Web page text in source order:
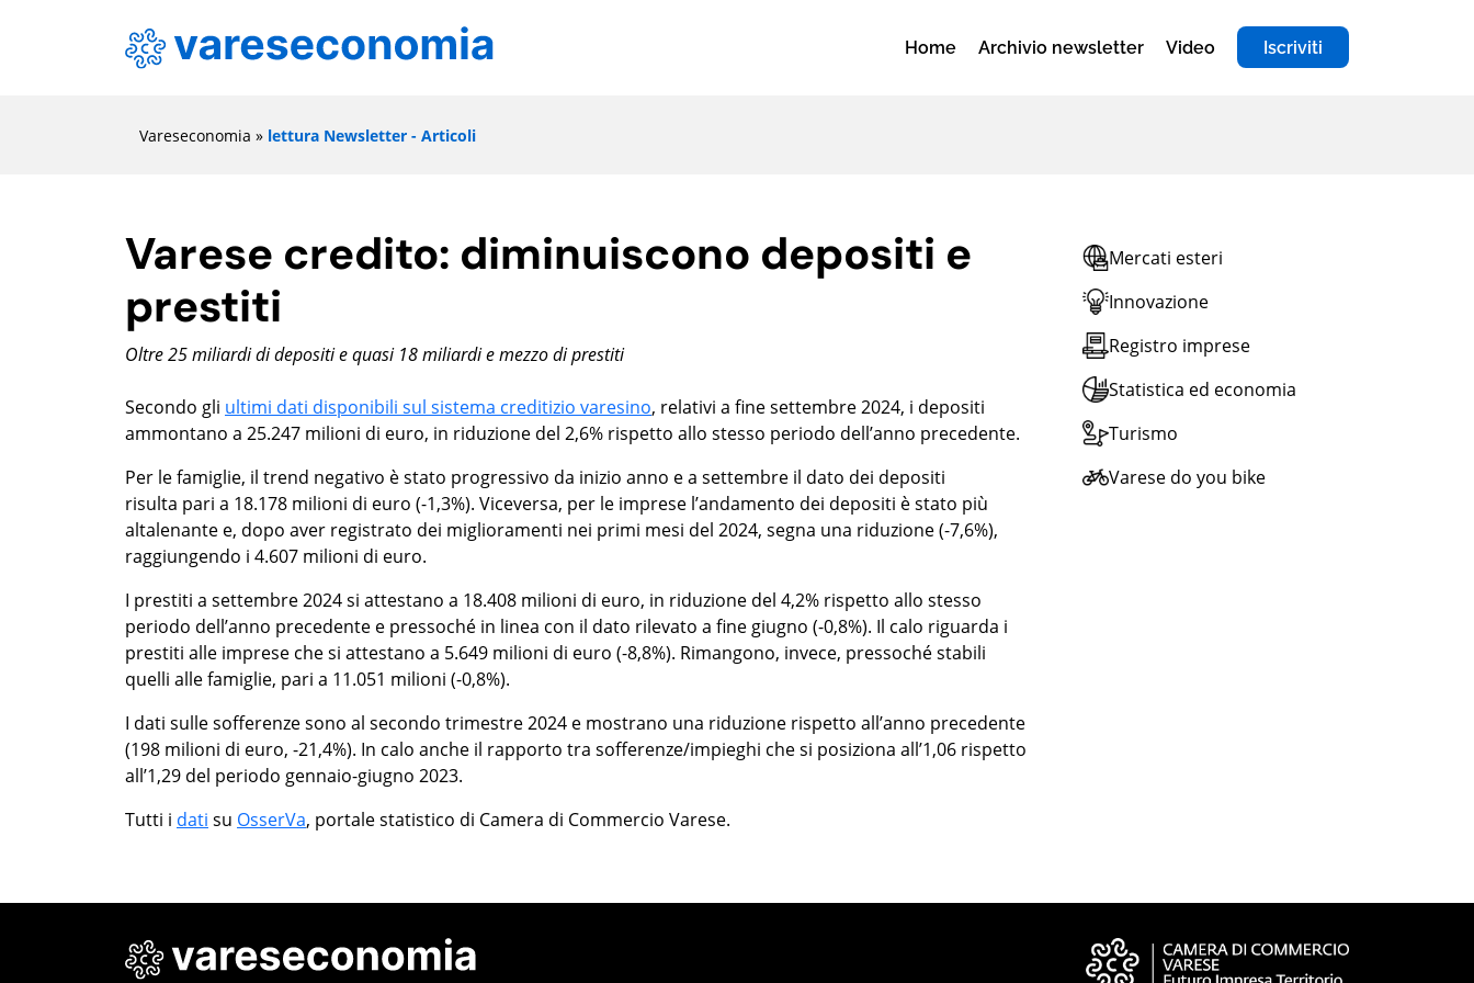
Home Archivio newsletter Video Iscriviti
Vareseconomia » lettura Newsletter - Articoli
Varese credito: diminuiscono depositi e
prestiti
Oltre 25 miliardi di depositi e quasi 18 miliardi e mezzo di prestiti
Secondo gli ultimi dati disponibili sul sistema creditizio varesino, relativi a fine settembre 2024, i depositi
ammontano a 25.247 milioni di euro, in riduzione del 2,6% rispetto allo stesso periodo dell’anno precedente.
Per le famiglie, il trend negativo è stato progressivo da inizio anno e a settembre il dato dei depositi
risulta pari a 18.178 milioni di euro (-1,3%). Viceversa, per le imprese l’andamento dei depositi è stato più
altalenante e, dopo aver registrato dei miglioramenti nei primi mesi del 2024, segna una riduzione (-7,6%),
raggiungendo i 4.607 milioni di euro.
I prestiti a settembre 2024 si attestano a 18.408 milioni di euro, in riduzione del 4,2% rispetto allo stesso
periodo dell’anno precedente e pressoché in linea con il dato rilevato a fine giugno (-0,8%). Il calo riguarda i
prestiti alle imprese che si attestano a 5.649 milioni di euro (-8,8%). Rimangono, invece, pressoché stabili
quelli alle famiglie, pari a 11.051 milioni (-0,8%).
I dati sulle sofferenze sono al secondo trimestre 2024 e mostrano una riduzione rispetto all’anno precedente
(198 milioni di euro, -21,4%). In calo anche il rapporto tra sofferenze/impieghi che si posiziona all’1,06 rispetto
all’1,29 del periodo gennaio-giugno 2023.
Tutti i dati su OsserVa, portale statistico di Camera di Commercio Varese.
Mercati esteri
Innovazione
Registro imprese
Statistica ed economia
Turismo
Varese do you bike